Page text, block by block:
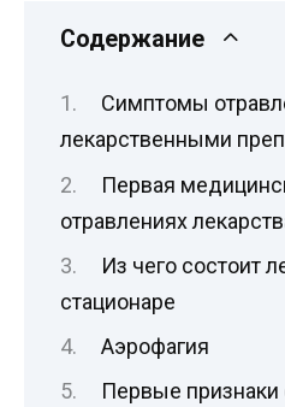
Содержание
Симптомы
лекарственными
Первая
отравлениях
Из чего состоит
стационаре
Аэрофагия
Первые признаки